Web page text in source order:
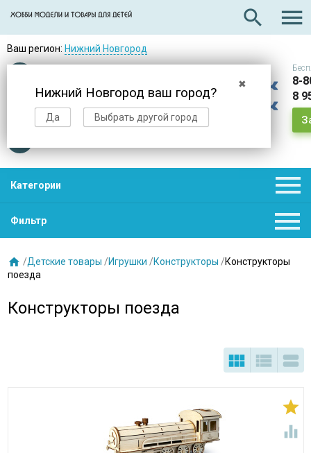
search 
Ваш регион: Нижний Новгород
✖
Нижний Новгород ваш город?
Да Выбрать другой город
Доставкав день заказа
8-
8
Категории 
Фильтр 
 /Детские товары /Игрушки /Конструкторы /Конструкторы
поезда
Конструкторы поезда
  

